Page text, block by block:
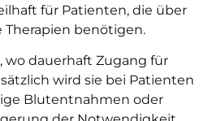
für Patienten, die über
benötigen.
wo dauerhaft Zugang für
wird sie bei Patienten
Blutentnahmen oder